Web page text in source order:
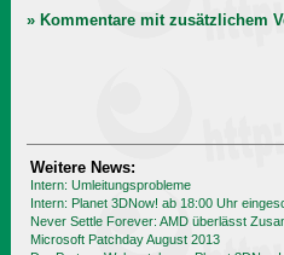
» Kommentare mit zusätzlichem
Weitere News:
Intern: Umleitungsprobleme
Intern: Planet 3DNow! ab 18:00 Uhr
Never Settle Forever: AMD überlässt
Microsoft Patchday August 2013